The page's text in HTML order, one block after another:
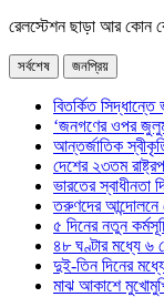
রেলস্টেশন ছাড়া আর কোন
সর্বশেষ জনপ্রিয়
বিতর্কিত
‘জনগণের ওপর
আন্তর্জাতিক
দেশের ২৩তম
ভারতের স্বাধীনতা
তরুণদের আন্দোলনে
৫ দিনের নতুন
৪৮ ঘণ্টার মধ্যে ৬
দুই-তিন দিনের
মাঝ আকাশে